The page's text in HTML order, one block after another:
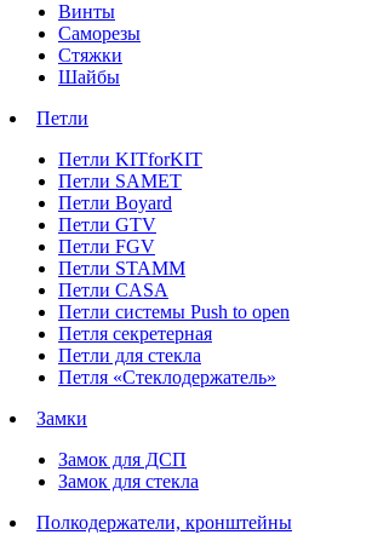
Винты
Саморезы
Стяжки
Шайбы
Петли
Петли KITforKIT
Петли SAMET
Петли Boyard
Петли GTV
Петли FGV
Петли STAMM
Петли CASA
Петли системы Push to open
Петля секретерная
Петли для стекла
Петля «Стеклодержатель»
Замки
Замок для ДСП
Замок для стекла
Полкодержатели, кронштейны